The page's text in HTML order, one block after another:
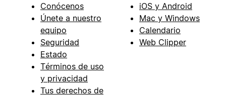
Conócenos
Únete a nuestro
equipo
Seguridad
Estado
Términos de uso
y privacidad
Tus derechos de
iOS y Android
Mac y Windows
Calendario
Web Clipper